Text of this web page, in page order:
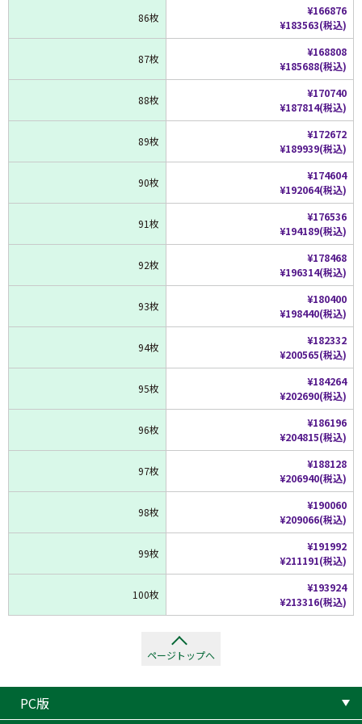
86枚
¥166876
¥183563(税込)
87枚
¥168808
¥185688(税込)
88枚
¥170740
¥187814(税込)
89枚
¥172672
¥189939(税込)
90枚
¥174604
¥192064(税込)
91枚
¥176536
¥194189(税込)
92枚
¥178468
¥196314(税込)
93枚
¥180400
¥198440(税込)
94枚
¥182332
¥200565(税込)
95枚
¥184264
¥202690(税込)
96枚
¥186196
¥204815(税込)
97枚
¥188128
¥206940(税込)
98枚
¥190060
¥209066(税込)
99枚
¥191992
¥211191(税込)
100枚
¥193924
¥213316(税込)
ページトップへ
PC版